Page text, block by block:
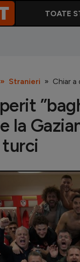
TOATE
Stranieri Chiar
la